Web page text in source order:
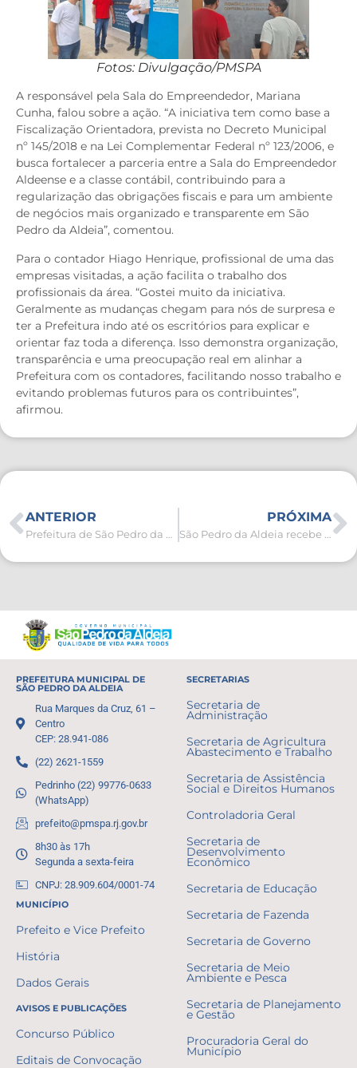
Fotos: Divulgação/PMSPA
A responsável pela Sala do Empreendedor, Mariana
Cunha, falou sobre a ação. “A iniciativa tem como base a
Fiscalização Orientadora, prevista no Decreto Municipal
nº 145/2018 e na Lei Complementar Federal nº 123/2006, e
busca fortalecer a parceria entre a Sala do Empreendedor
Aldeense e a classe contábil, contribuindo para a
regularização das obrigações fiscais e para um ambiente
de negócios mais organizado e transparente em São
Pedro da Aldeia”, comentou.
Para o contador Hiago Henrique, profissional de uma das
empresas visitadas, a ação facilita o trabalho dos
profissionais da área. “Gostei muito da iniciativa.
Geralmente as mudanças chegam para nós de surpresa e
ter a Prefeitura indo até os escritórios para explicar e
orientar faz toda a diferença. Isso demonstra organização,
transparência e uma preocupação real em alinhar a
Prefeitura com os contadores, facilitando nosso trabalho e
evitando problemas futuros para os contribuintes”,
afirmou.
ANTERIOR
Prefeitura de São Pedro da Aldeia orienta contribuintes sobre regularização da Dívida Ativa Municipal
PRÓXIMA
São Pedro da Aldeia recebe feira cultural neste sábado (07)
PREFEITURA MUNICIPAL DE
SÃO PEDRO DA ALDEIA
Rua Marques da Cruz, 61 –
Centro
CEP: 28.941-086
(22) 2621-1559
Pedrinho (22) 99776-0633
(WhatsApp)
prefeito@pmspa.rj.gov.br
8h30 às 17h
Segunda a sexta-feira
CNPJ: 28.909.604/0001-74
MUNICÍPIO
Prefeito e Vice Prefeito
História
Dados Gerais
AVISOS E PUBLICAÇÕES
Concurso Público
Editais de Convocação
SECRETARIAS
Secretaria de
Administração
Secretaria de Agricultura
Abastecimento e Trabalho
Secretaria de Assistência
Social e Direitos Humanos
Controladoria Geral
Secretaria de
Desenvolvimento
Econômico
Secretaria de Educação
Secretaria de Fazenda
Secretaria de Governo
Secretaria de Meio
Ambiente e Pesca
Secretaria de Planejamento
e Gestão
Procuradoria Geral do
Município